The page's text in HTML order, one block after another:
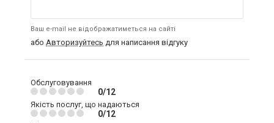
Ваш e-mail не відображатиметься на сайті
або Авторизуйтесь для написання відгуку
Обслуговування
0/12
Якість послуг, що надаються
0/12